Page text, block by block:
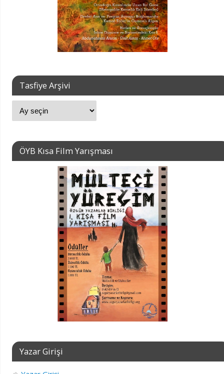
Tasfiye Arşivi
ÖYB Kısa Film Yarışması
Yazar Girişi